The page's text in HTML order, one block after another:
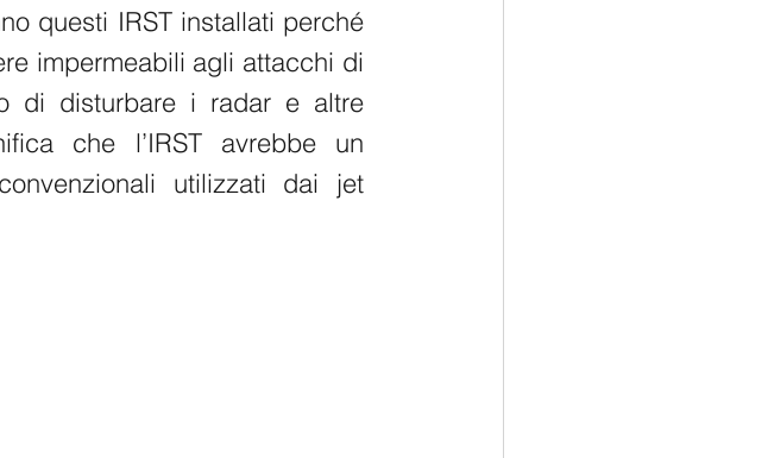
questi IRST installati perché
impermeabili agli attacchi di
di disturbare i radar e altre
che l’IRST avrebbe un
utilizzati dai jet